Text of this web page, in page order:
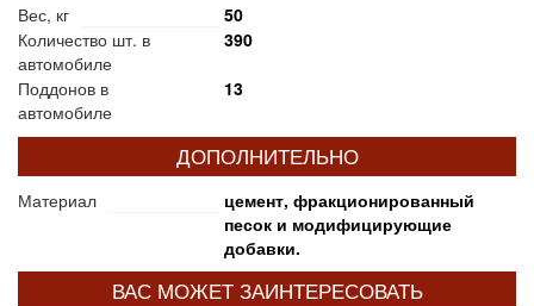
Вес, кг
50
Количество шт. в
автомобиле
390
Поддонов в
автомобиле
13
ДОПОЛНИТЕЛЬНО
Материал
цемент, фракционированный
песок и модифицирующие
добавки.
ВАС МОЖЕТ ЗАИНТЕРЕСОВАТЬ